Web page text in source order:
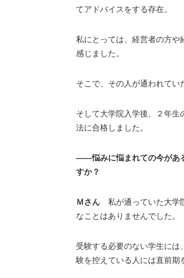
てアドバイスをする存在。
私にとっては、経営者の方や
感じました。
そこで、その人が通われてい
そして大学院入学後、２年
法に合格しました。
――悩みに悩まれての今があ
すか？
Ｍさん 私が通っていた大学
なことはありませんでした。
受験する必要のない学生には
験を控えている人には直前期